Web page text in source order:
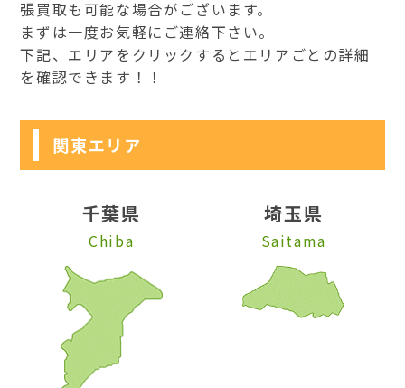
張買取も可能な場合がございます。
まずは一度お気軽にご連絡下さい。
下記、エリアをクリックするとエリアごとの詳細
を確認できます！！
関東エリア
千葉県
Chiba
埼玉県
Saitama